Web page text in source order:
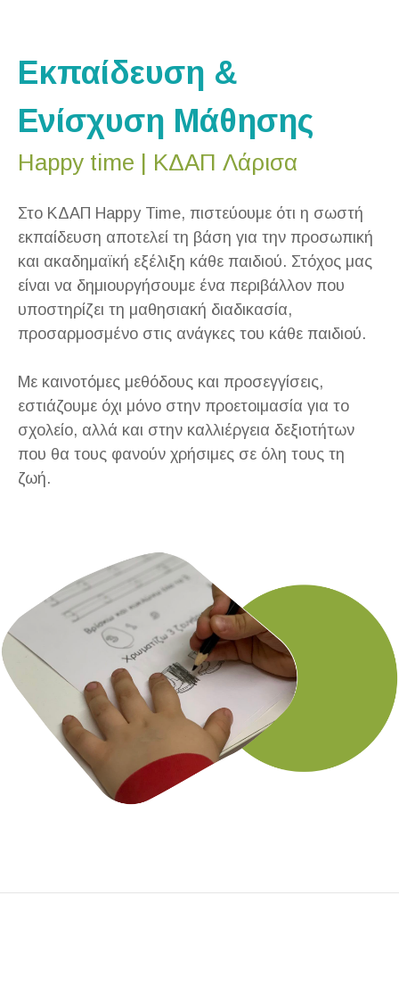
Εκπαίδευση &
Ενίσχυση Μάθησης
Happy time | ΚΔΑΠ Λάρισα
Στο ΚΔΑΠ Happy Time, πιστεύουμε ότι η σωστή
εκπαίδευση αποτελεί τη βάση για την προσωπική
και ακαδημαϊκή εξέλιξη κάθε παιδιού. Στόχος μας
είναι να δημιουργήσουμε ένα περιβάλλον που
υποστηρίζει τη μαθησιακή διαδικασία,
προσαρμοσμένο στις ανάγκες του κάθε παιδιού.
Με καινοτόμες μεθόδους και προσεγγίσεις,
εστιάζουμε όχι μόνο στην προετοιμασία για το
σχολείο, αλλά και στην καλλιέργεια δεξιοτήτων
που θα τους φανούν χρήσιμες σε όλη τους τη
ζωή.